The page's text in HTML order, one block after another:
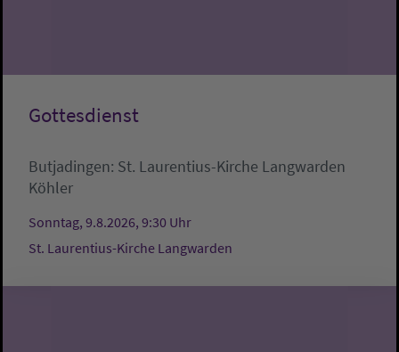
Gottesdienst
Butjadingen: St. Laurentius-Kirche Langwarden
Köhler
Sonntag, 9.8.2026, 9:30 Uhr
St. Laurentius-Kirche Langwarden